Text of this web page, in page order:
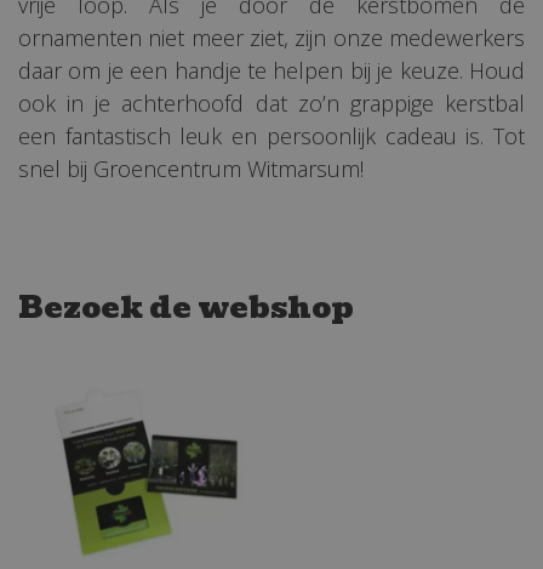
ornamenten niet meer ziet, zijn onze medewerkers
daar om je een handje te helpen bij je keuze. Houd
ook in je achterhoofd dat zo’n grappige kerstbal
een fantastisch leuk en persoonlijk cadeau is. Tot
snel bij Groencentrum Witmarsum!
Bezoek de webshop